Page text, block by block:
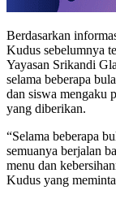
Berdasarkan
Kudus sebelumnya
Yayasan Srikandi
selama beberapa
dan siswa mengaku
yang diberikan.
“Selama beberapa
semuanya berjalan
menu dan
Kudus yang